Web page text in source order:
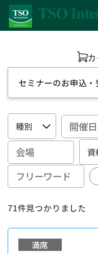
セミナーのお申込
71件見つかりました
満席